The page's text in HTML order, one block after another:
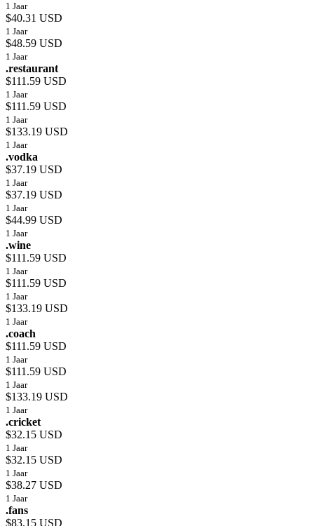
1 Jaar
$40.31 USD
1 Jaar
$48.59 USD
1 Jaar
.restaurant
$111.59 USD
1 Jaar
$111.59 USD
1 Jaar
$133.19 USD
1 Jaar
.vodka
$37.19 USD
1 Jaar
$37.19 USD
1 Jaar
$44.99 USD
1 Jaar
.wine
$111.59 USD
1 Jaar
$111.59 USD
1 Jaar
$133.19 USD
1 Jaar
.coach
$111.59 USD
1 Jaar
$111.59 USD
1 Jaar
$133.19 USD
1 Jaar
.cricket
$32.15 USD
1 Jaar
$32.15 USD
1 Jaar
$38.27 USD
1 Jaar
.fans
$83.15 USD